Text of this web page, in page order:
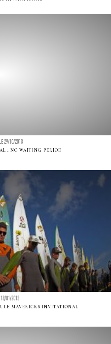
29/10/2013
: NO WAITING PERIOD
01/2013
LE MAVERICKS INVITATIONAL